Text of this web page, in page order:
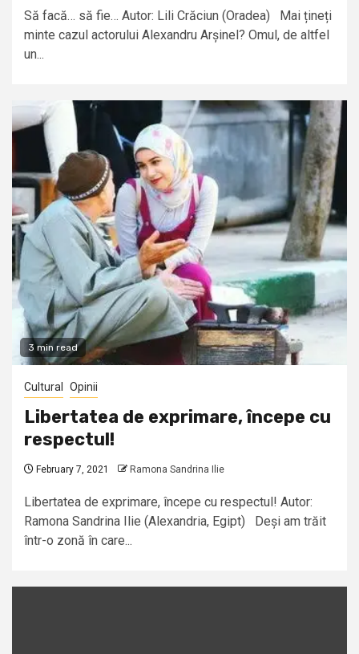
Să facă… să fie… Autor: Lili Crăciun (Oradea) Mai țineți
minte cazul actorului Alexandru Arșinel? Omul, de altfel
un...
3 min read
Cultural Opinii
Libertatea de exprimare, începe cu
respectul!
February 7, 2021 Ramona Sandrina Ilie
Libertatea de exprimare, începe cu respectul! Autor:
Ramona Sandrina Ilie (Alexandria, Egipt) Deși am trăit
într-o zonă în care...